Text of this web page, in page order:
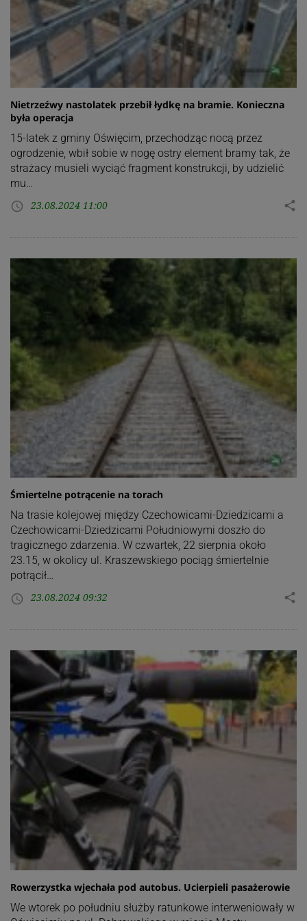
Nietrzeźwy nastolatek przebił łydkę na bramie. Konieczna
była operacja
15-latek z gminy Oświęcim, przechodząc nocą przez
ogrodzenie, wbił sobie w nogę ostry element bramy tak, że
strażacy musieli wyciąć fragment konstrukcji, by udzielić
mu…
access_time 23.08.2024 11:00 share
Śmiertelne potrącenie na torach
Na trasie kolejowej między Czechowicami-Dziedzicami a
Czechowicami-Dziedzicami Południowymi doszło do
tragicznego zdarzenia. W czwartek, 22 sierpnia około
23.15, w okolicy ul. Kraszewskiego pociąg śmiertelnie
potrącił…
access_time 23.08.2024 09:32 share
Rowerzystka wjechała pod autobus. Ucierpieli pasażerowie
We wtorek po południu służby ratunkowe interweniowały w